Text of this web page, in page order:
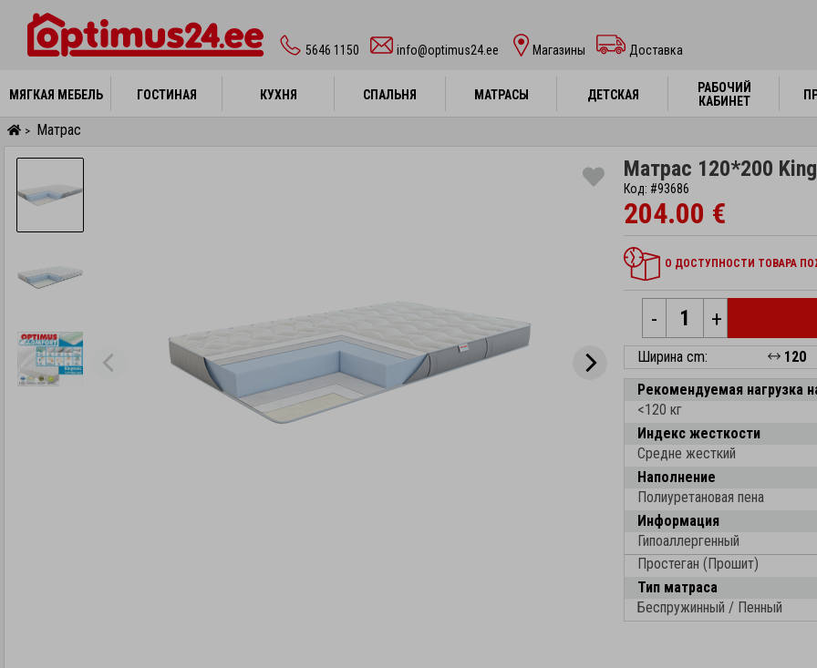
5646 1150 info@optimus24.ee Магазины Доставка
МЯГКАЯ МЕБЕЛЬ ГОСТИНАЯ КУХНЯ СПАЛЬНЯ МАТРАСЫ ДЕТСКАЯ
РАБОЧИЙ
КАБИНЕТ
МЯГКАЯ МЕБЕЛЬ ГОСТИНАЯ КУХНЯ СПАЛЬНЯ МАТРАСЫ ДЕТСКАЯ
РАБОЧИЙ
КАБИНЕТ
> Матрас
Матрас 120*200
Код: #93686
204.00 €
О ДОСТУПНОСТИ ТОВАРА
- +
Ширина cm:
120
Рекомендуемая нагрузка
<120 кг
Индекс жесткости
Средне жесткий
Наполнение
Полиуретановая пена
Информация
Гипоаллергенный
Простеган (Прошит)
Тип матраса
Беспружинный / Пенный